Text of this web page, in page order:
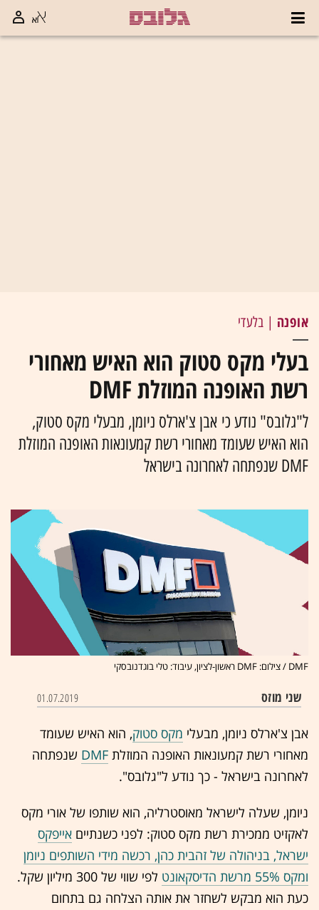
אופנה | בלעדי
בעלי מקס סטוק הוא האיש מאחורי
רשת האופנה המוזלת DMF
ל"גלובס" נודע כי אבן צ'ארלס ניומן, מבעלי מקס סטוק,
הוא האיש שעומד מאחורי רשת קמעונאות האופנה המוזלת
DMF שנפתחה לאחרונה בישראל
DMF / צילום: DMF ראשון-לציון, עיבוד: טלי בוגדנובסקי
שני מוזס 01.07.2019
אבן צ'ארלס ניומן, מבעלי מקס סטוק, הוא האיש שעומד
מאחורי רשת קמעונאות האופנה המוזלת DMF שנפתחה
לאחרונה בישראל - כך נודע ל"גלובס".
ניומן, שעלה לישראל מאוסטרליה, הוא שותפו של אורי מקס
לאקזיט ממכירת רשת מקס סטוק: לפני כשנתיים אייפקס
ישראל, בניהולה של זהבית כהן, רכשה מידי השותפים ניומן
ומקס 55% מרשת הדיסקאונט
לפי שווי של 300 מיליון שקל.
כעת הוא מבקש לשחזר את אותה הצלחה גם בתחום